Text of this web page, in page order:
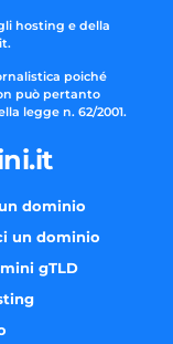
hosting e della
poiché
può pertanto
legge n. 62/2001.
dominio
un dominio
gTLD